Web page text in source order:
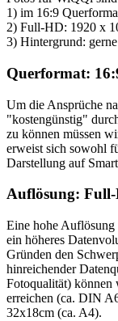
1) im 16:9
2) Full-HD: 1920 x
3) Hintergrund:
Querformat:
Um die Ansprüche
"kostengünstig"
zu können müssen
erweist sich sowohl
Darstellung auf
Auflösung:
Eine hohe Auflösung
ein höheres
Gründen den
hinreichender
Fotoqualität) können
erreichen (ca. DIN
32x18cm (ca. A4).